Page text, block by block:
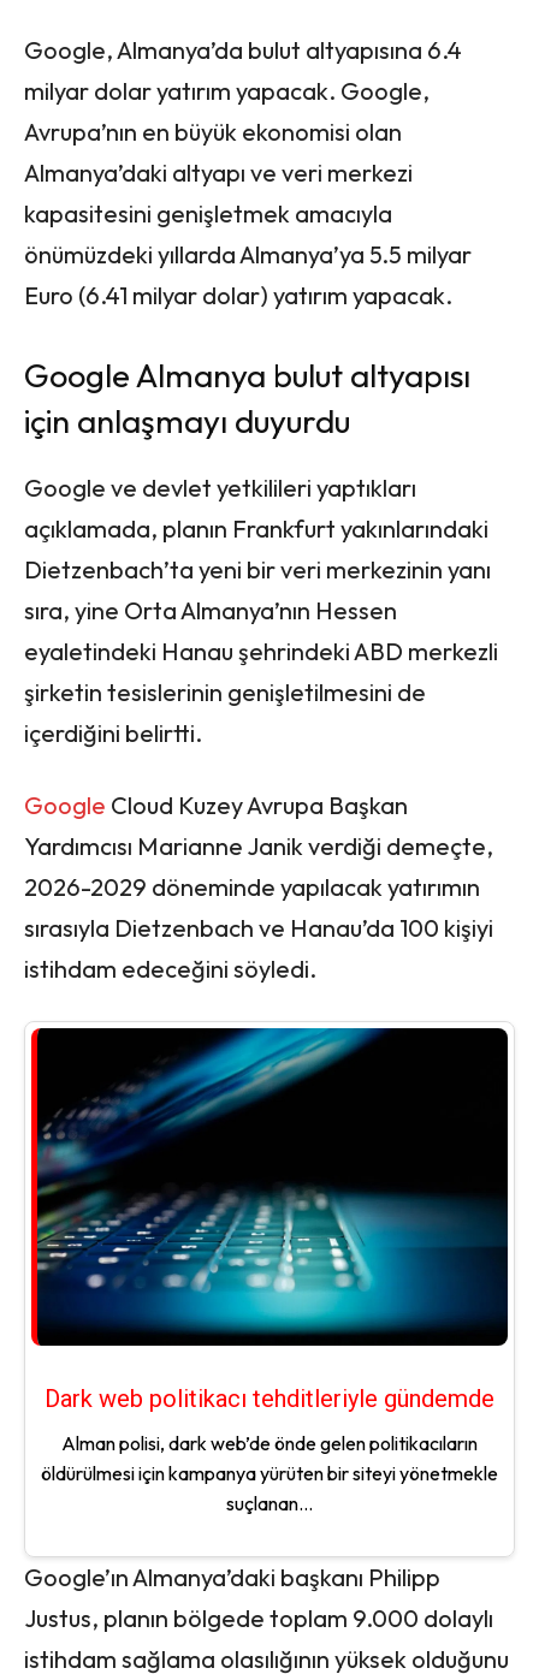
Google, Almanya’da bulut altyapısına 6.4
milyar dolar yatırım yapacak. Google,
Avrupa’nın en büyük ekonomisi olan
Almanya’daki altyapı ve veri merkezi
kapasitesini genişletmek amacıyla
önümüzdeki yıllarda Almanya’ya 5.5 milyar
Euro (6.41 milyar dolar) yatırım yapacak.
Google Almanya bulut altyapısı
için anlaşmayı duyurdu
Google ve devlet yetkilileri yaptıkları
açıklamada, planın Frankfurt yakınlarındaki
Dietzenbach’ta yeni bir veri merkezinin yanı
sıra, yine Orta Almanya’nın Hessen
eyaletindeki Hanau şehrindeki ABD merkezli
şirketin tesislerinin genişletilmesini de
içerdiğini belirtti.
Google Cloud Kuzey Avrupa Başkan
Yardımcısı Marianne Janik verdiği demeçte,
2026-2029 döneminde yapılacak yatırımın
sırasıyla Dietzenbach ve Hanau’da 100 kişiyi
istihdam edeceğini söyledi.
Dark web politikacı tehditleriyle gündemde
Alman polisi, dark web’de önde gelen politikacıların
öldürülmesi için kampanya yürüten bir siteyi yönetmekle
suçlanan...
Google’ın Almanya’daki başkanı Philipp
Justus, planın bölgede toplam 9.000 dolaylı
istihdam sağlama olasılığının yüksek olduğunu